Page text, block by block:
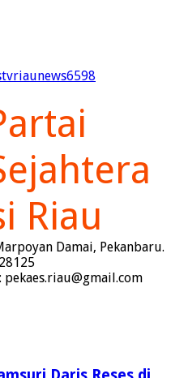
Riau
Damai, Pekanbaru.
pekaes.riau@gmail.com